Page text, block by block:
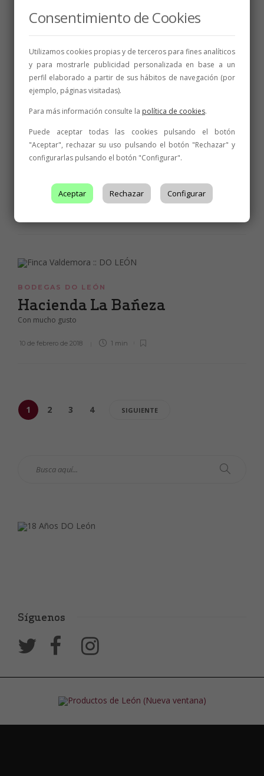
El Sueño de las Alforjas
BODEGAS DO LEÓN
Bodega fundada en 2010
BODEGAS DO LEÓN
Hacienda La Bañeza
Con mucho gusto
10 de febrero de 2018 1 min
1 2 3 4 SIGUIENTE
Síguenos
Consentimiento de Cookies
Utilizamos cookies propias y de terceros para fines analíticos
y para mostrarle publicidad personalizada en base a un
perfil elaborado a partir de sus hábitos de navegación (por
ejemplo, páginas visitadas).
Para más información consulte la política de cookies.
Puede aceptar todas las cookies pulsando el botón
"Aceptar", rechazar su uso pulsando el botón "Rechazar" y
configurarlas pulsando el botón "Configurar".
Aceptar Rechazar Configurar